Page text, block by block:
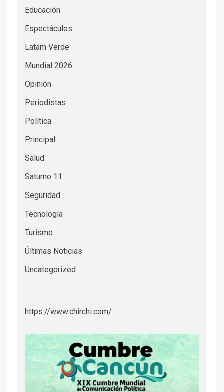
Educación
Espectáculos
Latam Verde
Mundial 2026
Opinión
Periodistas
Política
Principal
Salud
Saturno 11
Seguridad
Tecnología
Turismo
Últimas Noticias
Uncategorized
https://www.chirchi.com/